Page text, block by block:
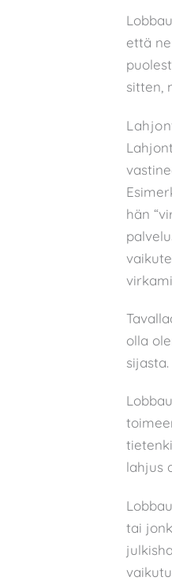
että
sitten,
hän
olla
sijasta.
lahjus
tai